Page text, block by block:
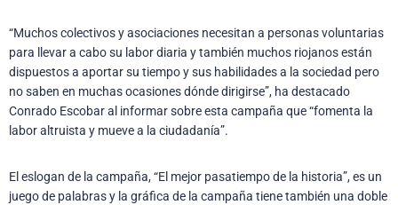
“Muchos colectivos y asociaciones necesitan a personas voluntarias
para llevar a cabo su labor diaria y también muchos riojanos están
dispuestos a aportar su tiempo y sus habilidades a la sociedad pero
no saben en muchas ocasiones dónde dirigirse”, ha destacado
Conrado Escobar al informar sobre esta campaña que “fomenta la
labor altruista y mueve a la ciudadanía”.
El eslogan de la campaña, “El mejor pasatiempo de la historia”, es un
juego de palabras y la gráfica de la campaña tiene también una doble